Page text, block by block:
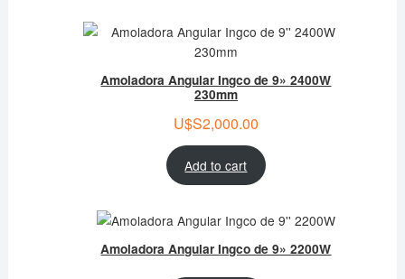
Amoladora Angular Ingco de 9» 2400W
230mm
U$S2,000.00
Add to cart
Amoladora Angular Ingco de 9» 2200W